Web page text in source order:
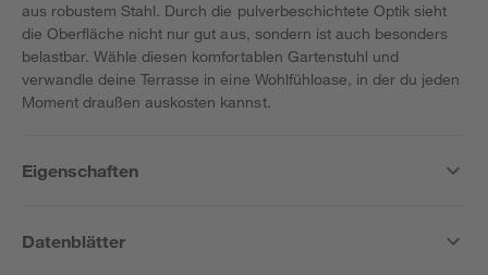
aus robustem Stahl. Durch die pulverbeschichtete Optik sieht
die Oberfläche nicht nur gut aus, sondern ist auch besonders
belastbar. Wähle diesen komfortablen Gartenstuhl und
verwandle deine Terrasse in eine Wohlfühloase, in der du jeden
Moment draußen auskosten kannst.
Eigenschaften
Datenblätter